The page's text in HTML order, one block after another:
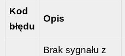
Kod
błędu
Opis
Brak sygnału z